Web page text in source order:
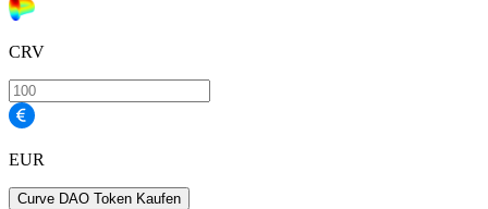
CRV
EUR
Curve DAO Token Kaufen